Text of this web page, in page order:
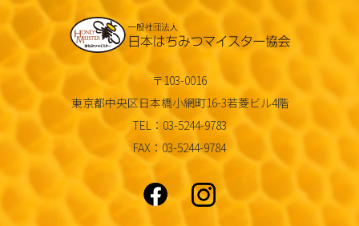
〒103-0016
東京都中央区日本橋小網町16-3若菱ビル4階
TEL：03-5244-9783
FAX：03-5244-9784